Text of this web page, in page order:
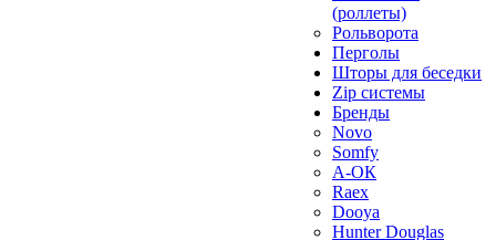
(роллеты)
Рольворота
Перголы
Шторы для беседки
Zip системы
Бренды
Novo
Somfy
А-ОК
Raex
Dooya
Hunter Douglas